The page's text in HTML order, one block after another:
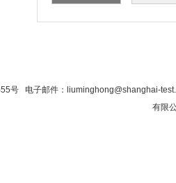
号 电子邮件：liuminghong@shanghai-
有限公